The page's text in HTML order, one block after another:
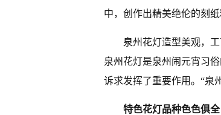
中，创作出精美绝伦的刻
泉州花灯造型美观，
泉州花灯是泉州闹元宵习
诉求发挥了重要作用。“泉
特色花灯品种色色俱全